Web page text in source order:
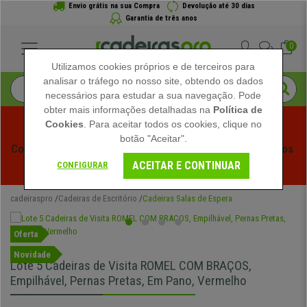
Envio grátis na sua Compra
Devolução até 30 dias
Garantia de três anos
0
Começam os Saldos de Verão em Cadeiraspro! Descontos
Exclusivos por Tempo Limitado - Ver Promoção
cadeiraspro Cadeiras de Escritório Cadeiras Salas de Espera
Oferta
Novidade
Lote 5 Cadeiras de Visita ROMEL COM BRAÇOS,
Empilhável, Pernas Pretas, Em Pano, Vermelho
Utilizamos cookies próprios e de terceiros para
analisar o tráfego no nosso site, obtendo os dados
necessários para estudar a sua navegação. Pode
obter mais informações detalhadas na Política de
Cookies . Para aceitar todos os cookies, clique no
botão "Aceitar".
CONFIGURAR ACEITAR E CONTINUAR